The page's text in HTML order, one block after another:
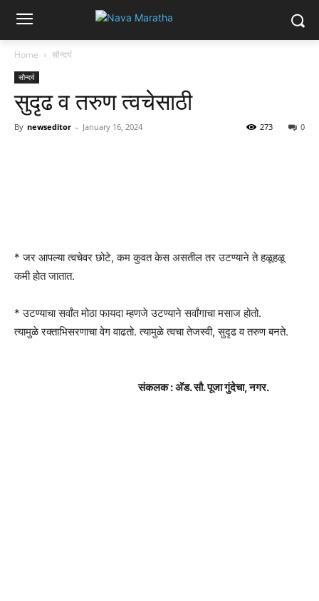
Home सौन्दर्य
सौन्दर्य
सुदृढ व तरुण त्वचेसाठी
By newseditor - January 16, 2024 0
273
* जर आपल्या त्वचेवर छोटे, कम कुवत केस असतील तर उटण्याने ते हळूहळू
कमी होत जातात.
* उटण्याचा सर्वांत मोठा फायदा म्हणजे उटण्याने सर्वांगाचा मसाज होतो.
त्यामुळे रक्ताभिसरणाचा वेग वाढतो. त्यामुळे त्वचा तेजस्वी, सुदृढ व तरुण बनते.
संकलक : अ‍ॅड. सौ. पूजा गुंदेचा, नगर.